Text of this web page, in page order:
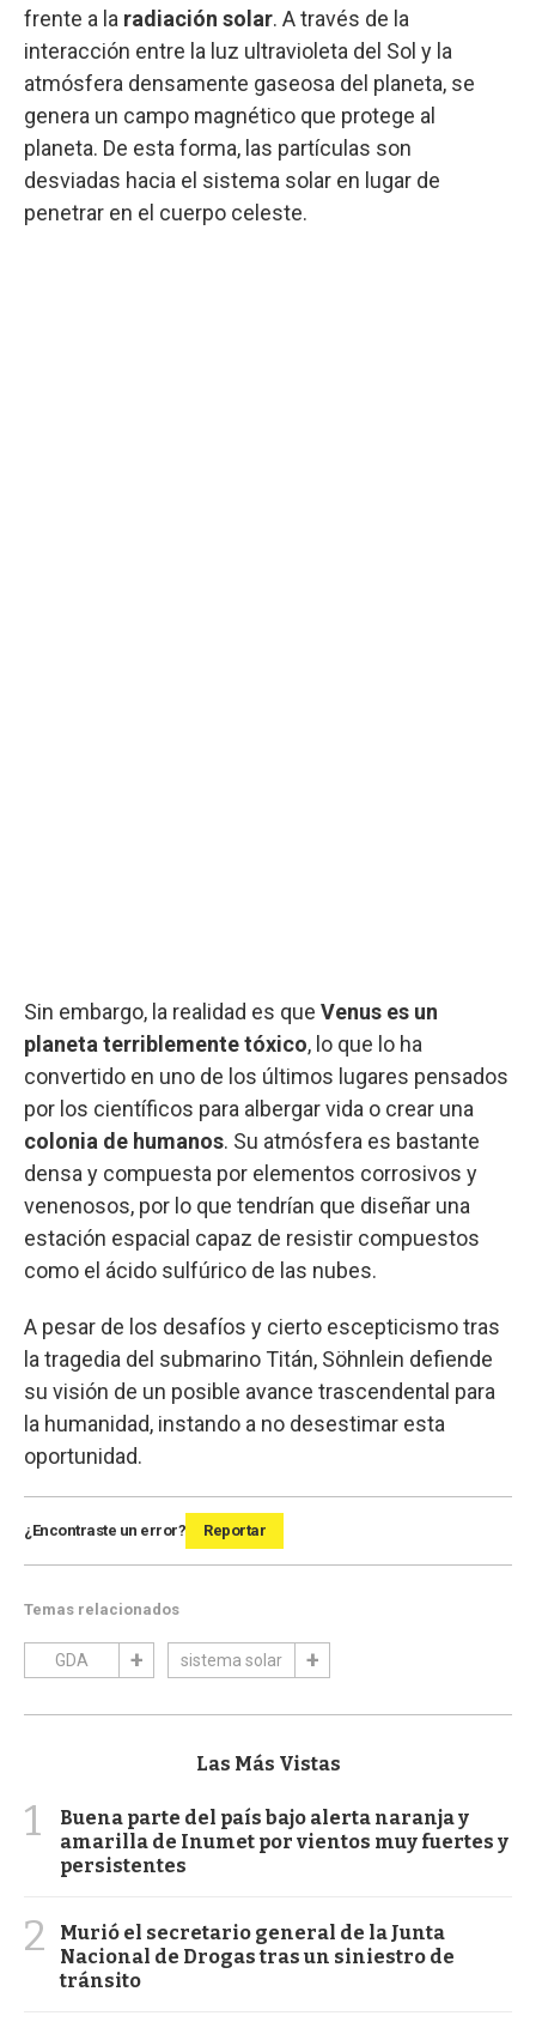
frente a la radiación solar. A través de la
interacción entre la luz ultravioleta del Sol y la
atmósfera densamente gaseosa del planeta, se
genera un campo magnético que protege al
planeta. De esta forma, las partículas son
desviadas hacia el sistema solar en lugar de
penetrar en el cuerpo celeste.
Sin embargo, la realidad es que Venus es un
planeta terriblemente tóxico, lo que lo ha
convertido en uno de los últimos lugares pensados
por los científicos para albergar vida o crear una
colonia de humanos. Su atmósfera es bastante
densa y compuesta por elementos corrosivos y
venenosos, por lo que tendrían que diseñar una
estación espacial capaz de resistir compuestos
como el ácido sulfúrico de las nubes.
A pesar de los desafíos y cierto escepticismo tras
la tragedia del submarino Titán, Söhnlein defiende
su visión de un posible avance trascendental para
la humanidad, instando a no desestimar esta
oportunidad.
¿Encontraste un error? Reportar
Temas relacionados
GDA sistema solar
Las Más Vistas
1
Buena parte del país bajo alerta naranja y
amarilla de Inumet por vientos muy fuertes y
persistentes
2
Murió el secretario general de la Junta
Nacional de Drogas tras un siniestro de
tránsito